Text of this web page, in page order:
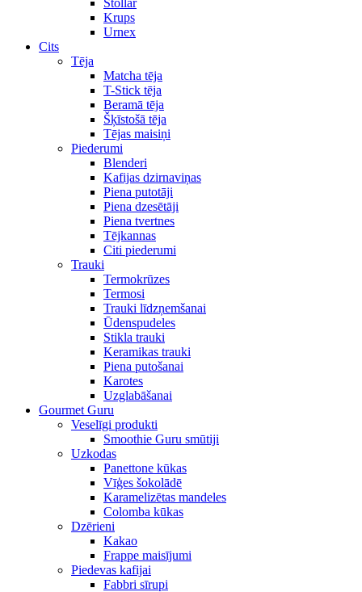
Stollar
Krups
Urnex
Cits
Tēja
Matcha tēja
T-Stick tēja
Beramā tēja
Šķīstošā tēja
Tējas maisiņi
Piederumi
Blenderi
Kafijas dzirnaviņas
Piena putotāji
Piena dzesētāji
Piena tvertnes
Tējkannas
Citi piederumi
Trauki
Termokrūzes
Termosi
Trauki līdzņemšanai
Ūdenspudeles
Stikla trauki
Keramikas trauki
Piena putošanai
Karotes
Uzglabāšanai
Gourmet Guru
Veselīgi produkti
Smoothie Guru smūtiji
Uzkodas
Panettone kūkas
Vīģes šokolādē
Karamelizētas mandeles
Colomba kūkas
Dzērieni
Kakao
Frappe maisījumi
Piedevas kafijai
Fabbri sīrupi